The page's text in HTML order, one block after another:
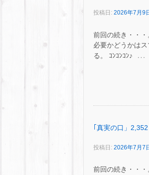
投稿日: 2026年7月9
前回の続き・・
必要かどうかは
る。 ｺﾝｺﾝｺﾝ♪
…
｢真実の口」
投稿日: 2026年7月7
前回の続き・・